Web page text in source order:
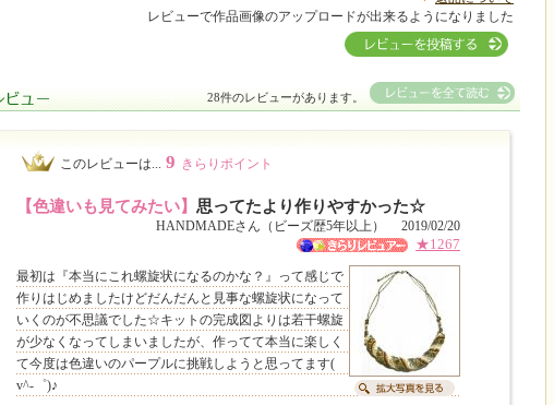
レビューで作品画像のアップロードが出来るようになりました
28件のレビューがあります。
このレビューは... 9 きらりポイント
【色違いも見てみたい】 思ってたより作りやすかった☆
HANDMADEさん（ビーズ歴5年以上） 2019/02/20
★1267
最初は『本当にこれ螺旋状になるのかな？』って感じで
作りはじめましたけどだんだんと見事な螺旋状になって
いくのが不思議でした☆キットの完成図よりは若干螺旋
が少なくなってしまいましたが、作ってて本当に楽しく
て今度は色違いのパープルに挑戦しようと思ってます(
v^-゜)♪